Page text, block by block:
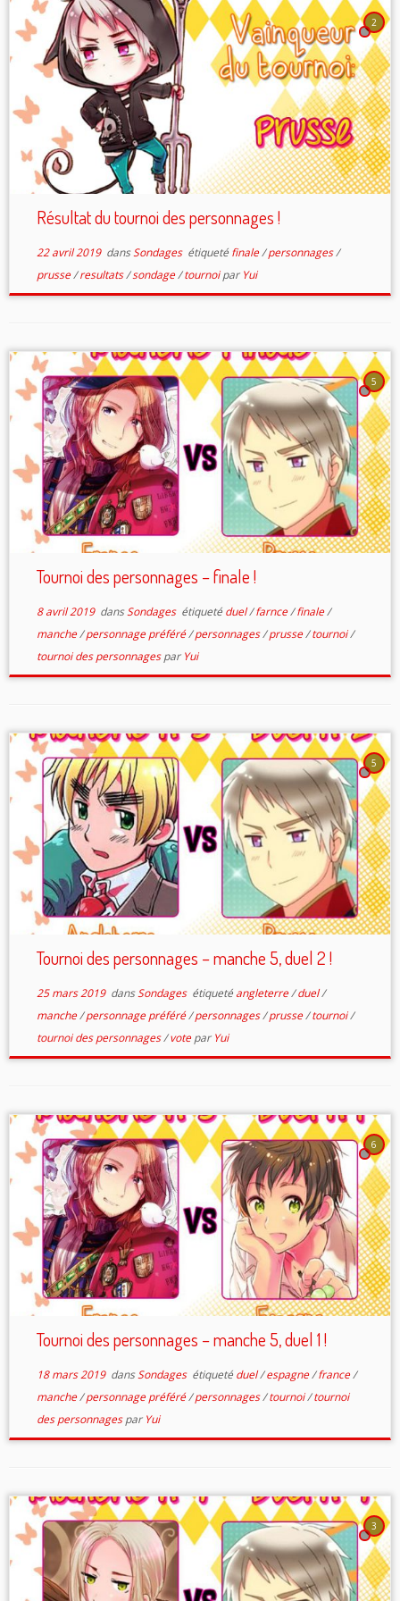
2
Résultat du tournoi des personnages !
22 avril 2019dansSondages étiqueté finale/personnages/
prusse/resultats/sondage/tournoipar Yui
5
Tournoi des personnages – finale !
8 avril 2019dansSondages étiqueté duel/farnce/finale/
manche/personnage préféré/personnages/prusse/tournoi/
tournoi des personnagespar Yui
5
Tournoi des personnages – manche 5, duel 2 !
25 mars 2019dansSondages étiqueté angleterre/duel/
manche/personnage préféré/personnages/prusse/tournoi/
tournoi des personnages/votepar Yui
6
Tournoi des personnages – manche 5, duel 1 !
18 mars 2019dansSondages étiqueté duel/espagne/france/
manche/personnage préféré/personnages/tournoi/tournoi
des personnagespar Yui
3